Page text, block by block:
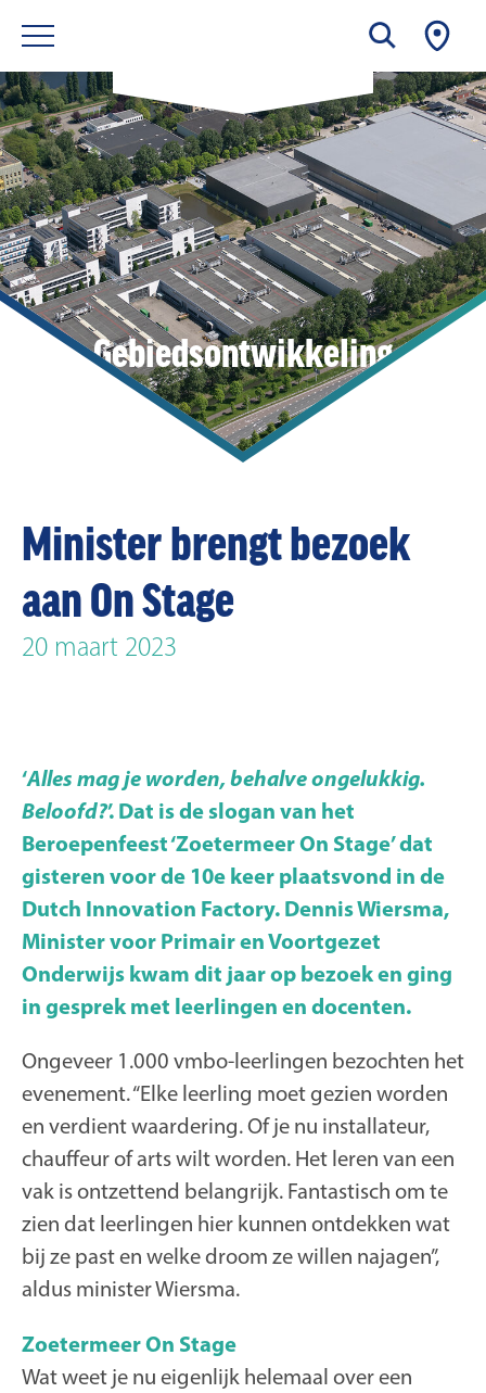
Gebiedsontwikkeling
Minister brengt bezoek
aan On Stage
20 maart 2023
‘Alles mag je worden, behalve ongelukkig.
Beloofd?’. Dat is de slogan van het
Beroepenfeest ‘Zoetermeer On Stage’ dat
gisteren voor de 10e keer plaatsvond in de
Dutch Innovation Factory. Dennis Wiersma,
Minister voor Primair en Voortgezet
Onderwijs kwam dit jaar op bezoek en ging
in gesprek met leerlingen en docenten.
Ongeveer 1.000 vmbo-leerlingen bezochten het
evenement. “Elke leerling moet gezien worden
en verdient waardering. Of je nu installateur,
chauffeur of arts wilt worden. Het leren van een
vak is ontzettend belangrijk. Fantastisch om te
zien dat leerlingen hier kunnen ontdekken wat
bij ze past en welke droom ze willen najagen”,
aldus minister Wiersma.
Zoetermeer On Stage
Wat weet je nu eigenlijk helemaal over een